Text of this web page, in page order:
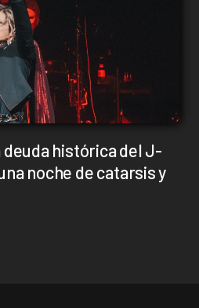
deuda histórica del J-
noche de catarsis y